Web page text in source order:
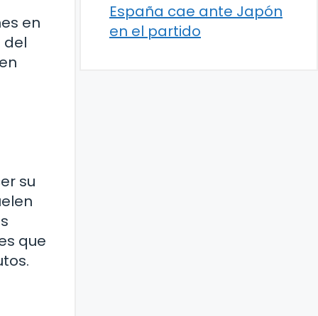
en
del
su
que
España cae ante Japón
en el partido